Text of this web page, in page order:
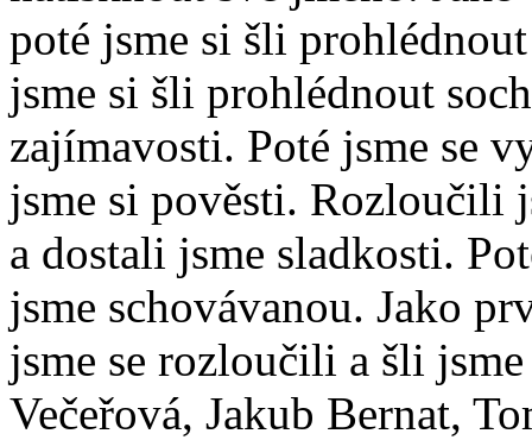
poté jsme si šli
jsme si šli prohlédnout
zajímavosti. Poté jsme se
jsme si pověsti. Rozloučili
a dostali jsme sladkosti.
jsme schovávanou. Jako
jsme se rozloučili a šli
Večeřová, Jakub Bernat,